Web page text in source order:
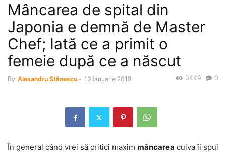
Mâncarea de spital din
Japonia e demnă de Master
Chef; Iată ce a primit o
femeie după ce a născut
By Alexandru Stănescu - 13 ianuarie 2018 0
3449
În general când vrei să critici maxim mâncarea cuiva îi spui